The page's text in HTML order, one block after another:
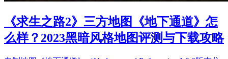
《求生之路2》三方地图《地下通道》怎
么样？2023黑暗风格地图评测与下载攻略